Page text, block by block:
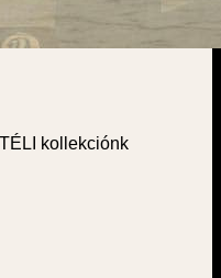
kollekciónk